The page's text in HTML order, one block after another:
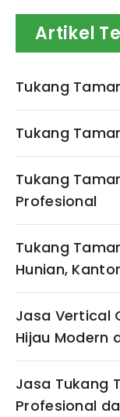
Artikel
Tukang
Tukang
Tukang
Profesional
Tukang
Hunian,
Jasa Vertical
Hijau Modern
Jasa Tukang
Profesional